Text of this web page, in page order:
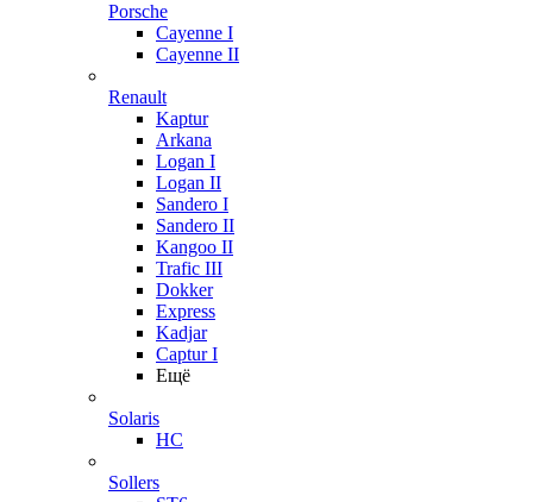
Porsche
Cayenne I
Cayenne II
Renault
Kaptur
Arkana
Logan I
Logan II
Sandero I
Sandero II
Kangoo II
Trafic III
Dokker
Express
Kadjar
Captur I
Ещё
Solaris
HC
Sollers